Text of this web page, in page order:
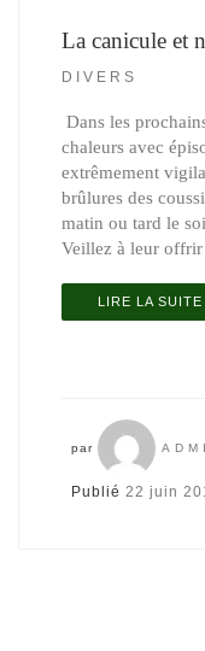
La canicule et
DIVERS
Dans les
chaleurs avec
extrêmement
brûlures des
matin ou tard le
Veillez à leur
LIRE LA SUITE
par
Publié22 juin